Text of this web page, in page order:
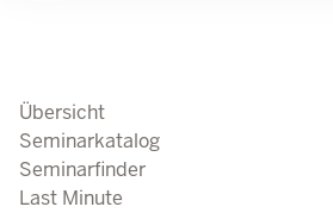
Übersicht
Seminarkatalog
Seminarfinder
Last Minute